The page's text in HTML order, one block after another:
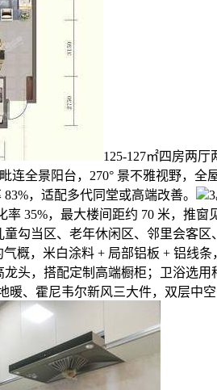
125-127㎡四房两
连全景阳台，270° 景不雅视野，全
，适配多代同堂或高端改善。
35%，最大楼间距约 70 米，推窗
勾当区、老年休闲区、邻里会客
概，米白涂料 + 局部铝板 + 铝线
头，搭配定制高端橱柜；卫浴选用
暖、霍尼韦尔新风三大件，双层中